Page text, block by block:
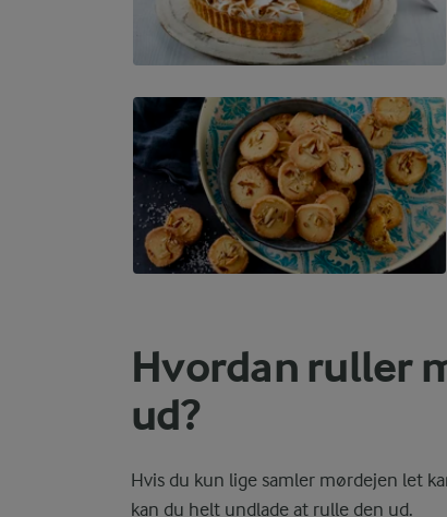
Hvordan ruller
ud?
Hvis du kun lige samler mørdejen let
kan du helt undlade at rulle den ud.